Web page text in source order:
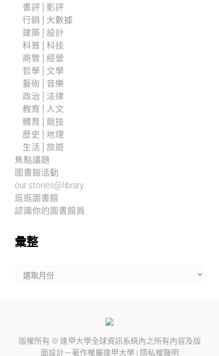
書評│影評
行銷│大數據
建築│設計
科普│科技
商管│經營
哲學│文學
藝術│音樂
政治│法律
教育│人文
體育│競技
歷史│地理
生活│旅遊
焦點議題
圖書館活動
our stories@library
逛逛圖書館
認識你的圖書館員
彙整
版權所有 © 逢甲大學全球資訊系統內之所有內容及版
面設計－著作權屬逢甲大學 | 隱私權聲明